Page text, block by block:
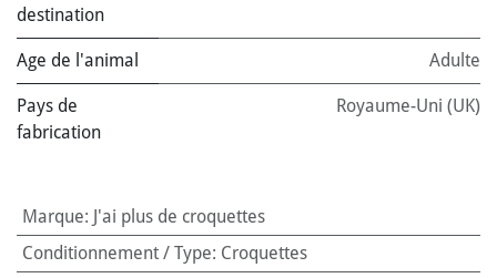
destination
Age de l'animal Adulte
Pays de
fabrication
Royaume-Uni (UK)
Marque: J'ai plus de croquettes
Conditionnement / Type: Croquettes